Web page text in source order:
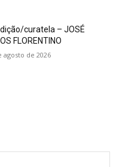
curatela – JOSÉ
FLORENTINO
agosto de 2026